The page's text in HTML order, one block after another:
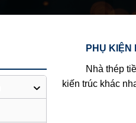
PHỤ KIỆN
Nhà thép
kiến trúc khác